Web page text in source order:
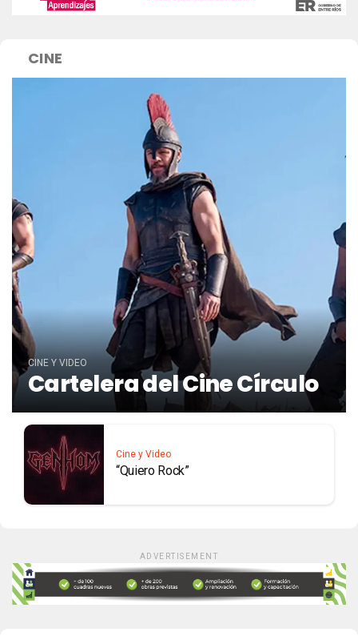
CINE
CINE Y VIDEO
Cartelera del Cine Círculo
Cine y Video
“Quiero Rock”
ADVERTISEMENT